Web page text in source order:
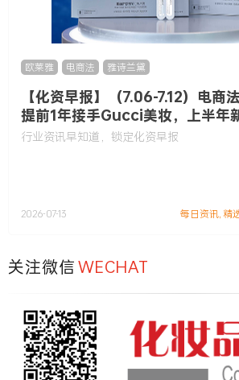
欧莱雅 电商法 雅诗兰黛
【化资早报】（7.06-7.12）电商
提前1年接手Gucci美妆，上半年
款……
行业资讯早知道，锁定化资早报
2026-07-13 每日资讯,精
关注微信WECHAT